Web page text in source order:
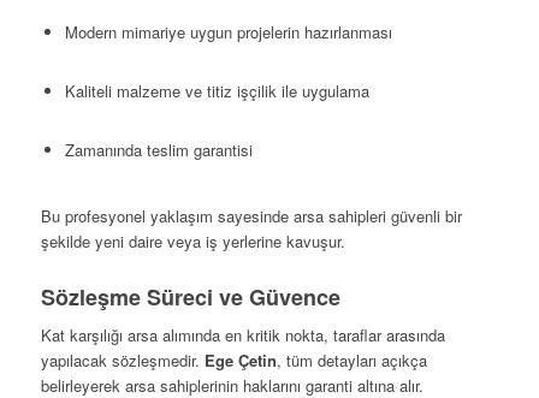
Modern mimariye uygun projelerin hazırlanması
Kaliteli malzeme ve titiz işçilik ile uygulama
Zamanında teslim garantisi
Bu profesyonel yaklaşım sayesinde arsa sahipleri güvenli bir
şekilde yeni daire veya iş yerlerine kavuşur.
Sözleşme Süreci ve Güvence
Kat karşılığı arsa alımında en kritik nokta, taraflar arasında
yapılacak sözleşmedir. Ege Çetin, tüm detayları açıkça
belirleyerek arsa sahiplerinin haklarını garanti altına alır.